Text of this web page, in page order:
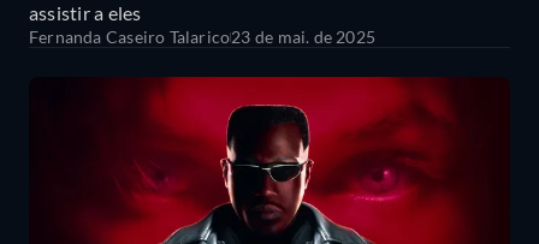
assistir a eles
Fernanda Caseiro Talarico23 de mai. de 2025